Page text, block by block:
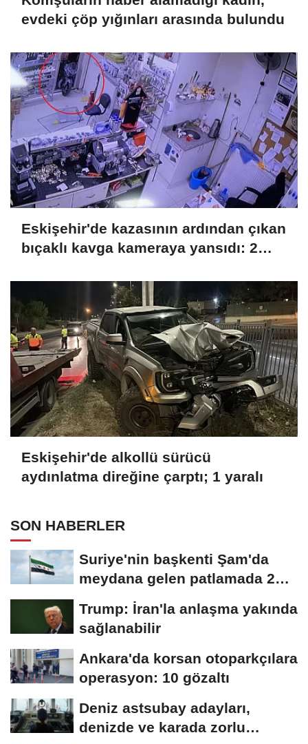
evdeki çöp yığınları arasında bulundu
Eskişehir'de kazasının ardından çıkan
bıçaklı kavga kameraya yansıdı: 2
Eskişehir'de alkollü sürücü
aydınlatma direğine çarptı; 1 yaralı
SON HABERLER
Suriye'nin başkenti Şam'da
meydana gelen patlamada 2
kişi hayatını...
Trump: İran'la anlaşma yakında
sağlanabilir
Ankara'da korsan otoparkçılara
operasyon: 10 gözaltı
Deniz astsubay adayları,
denizde ve karada zorlu